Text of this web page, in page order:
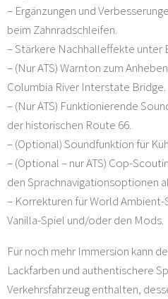
– Ergänzungen und
beim Zahnradschleifen.
– Stärkere Nachhalleffekte unter
– (Nur ATS) Warnton zum
Columbia River Interstate Bridge.
– (Nur ATS) Funktionierende
der historischen Route 66.
– (Optional) Soundfunktion für
– (Optional – nur ATS) Cop-
den Sprachnavigationsoptionen
– Korrekturen für World
Vanilla-Spiel und/oder den Mods.
Für noch mehr Immersion kann
Lackfarben und authentischere
Verkehrsfahrzeug enthalten,